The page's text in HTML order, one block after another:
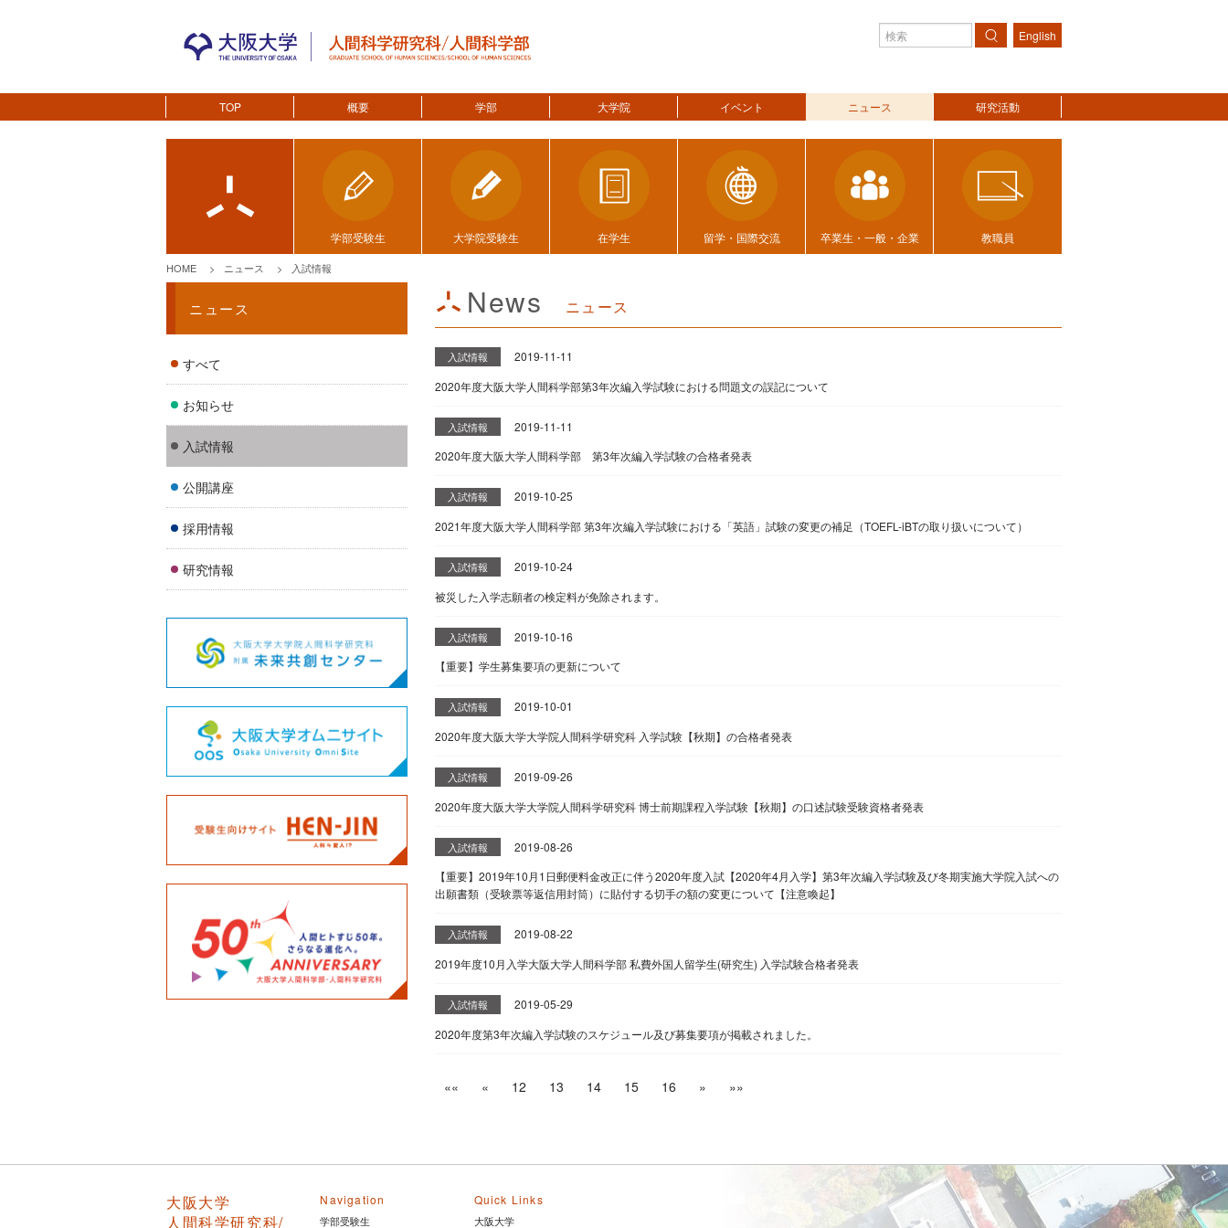
検索
English
TOP 概要 学部 大学院 イベント ニュース 研究活動
学部受験生 大学院受験生 在学生 留学・国際交流 卒業生・一般・企業 教職員
HOME ニュース 入試情報
News ニュース
入試情報
2019-11-11
2020年度大阪大学人間科学部第3年次編入学試験における問題文の誤記について
入試情報
2019-11-11
2020年度大阪大学人間科学部 第3年次編入学試験の合格者発表
入試情報
2019-10-25
2021年度大阪大学人間科学部 第3年次編入学試験における「英語」試験の変更の補足（TOEFL-iBTの取り扱いについて）
入試情報
2019-10-24
被災した入学志願者の検定料が免除されます。
入試情報
2019-10-16
【重要】学生募集要項の更新について
入試情報
2019-10-01
2020年度大阪大学大学院人間科学研究科 入学試験【秋期】の合格者発表
入試情報
2019-09-26
2020年度大阪大学大学院人間科学研究科 博士前期課程入学試験【秋期】の口述試験受験資格者発表
入試情報
2019-08-26
【重要】2019年10月1日郵便料金改正に伴う2020年度入試【2020年4月入学】第3年次編入学試験及び冬期実施大学院入試への
出願書類（受験票等返信用封筒）に貼付する切手の額の変更について【注意喚起】
入試情報
2019-08-22
2019年度10月入学大阪大学人間科学部 私費外国人留学生(研究生) 入学試験合格者発表
入試情報
2019-05-29
2020年度第3年次編入学試験のスケジュール及び募集要項が掲載されました。
«« « 12 13 14 15 16 » »»
ニュース
すべて
お知らせ
入試情報
公開講座
採用情報
研究情報
大阪大学
人間科学研究科/
Navigation
学部受験生
Quick Links
大阪大学